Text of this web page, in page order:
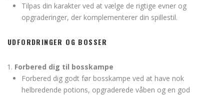
Tilpas din karakter ved at vælge de rigtige evner og
opgraderinger, der komplementerer din spillestil.
UDFORDRINGER OG BOSSER
Forbered dig til bosskampe
Forbered dig godt før bosskampe ved at have nok
helbredende potions, opgraderede våben og en god